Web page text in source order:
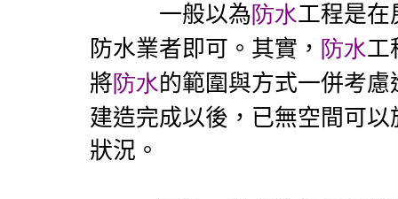
一般以為防水工程是在
防水業者即可。其實， 防水工
將防水的範圍與方式一併考
建造完成以後，已無空間可
狀況。